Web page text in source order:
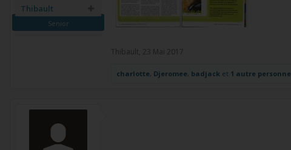
Thibault
Senior
Thibault, 23 Mai 2017
charlotte, Djeromee, badjack et 1 autre personne